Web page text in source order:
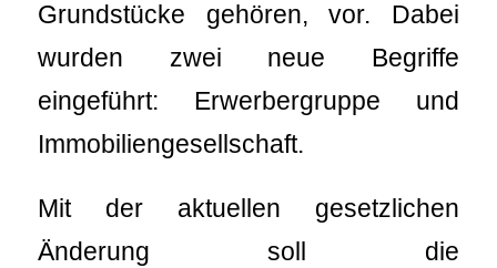
Grundstücke gehören, vor. Dabei
wurden zwei neue Begriffe
eingeführt: Erwerbergruppe und
Immobiliengesellschaft.
Mit der aktuellen gesetzlichen
Änderung soll die